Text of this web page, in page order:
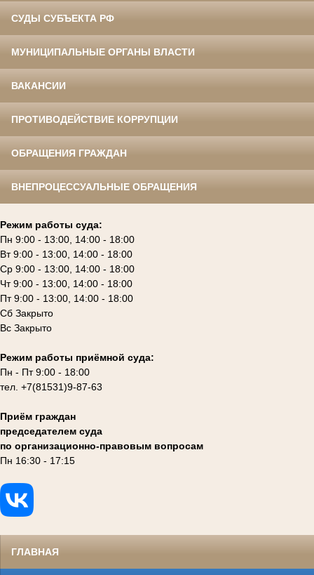
СУДЫ СУБЪЕКТА РФ
МУНИЦИПАЛЬНЫЕ ОРГАНЫ ВЛАСТИ
ВАКАНСИИ
ПРОТИВОДЕЙСТВИЕ КОРРУПЦИИ
ОБРАЩЕНИЯ ГРАЖДАН
ВНЕПРОЦЕССУАЛЬНЫЕ ОБРАЩЕНИЯ
Режим работы суда:
Пн 9:00 - 13:00, 14:00 - 18:00
Вт 9:00 - 13:00, 14:00 - 18:00
Ср 9:00 - 13:00, 14:00 - 18:00
Чт 9:00 - 13:00, 14:00 - 18:00
Пт 9:00 - 13:00, 14:00 - 18:00
Сб Закрыто
Вс Закрыто
Режим работы приёмной суда:
Пн - Пт 9:00 - 18:00
тел. +7(81531)9-87-63
Приём граждан
председателем суда
по организационно-правовым вопросам
Пн 16:30 - 17:15
ГЛАВНАЯ